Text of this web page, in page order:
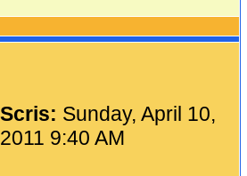
Scris: Sunday, April 10,
2011 9:40 AM